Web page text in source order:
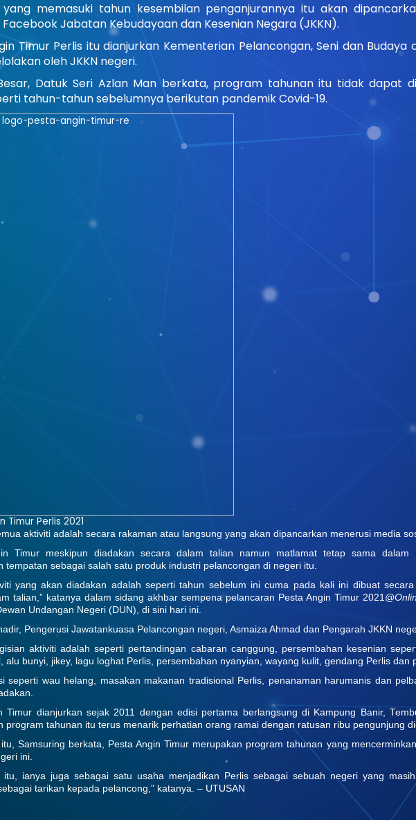
yang memasuki tahun kesembilan penganjurannya itu akan
Jabatan Kebudayaan dan Kesenian Negara (JKKN).
Timur Perlis itu dianjurkan Kementerian Pelancongan, Seni dan Budaya
oleh JKKN negeri.
Datuk Seri Azlan Man berkata, program tahunan itu tidak dapat
tahun-tahun sebelumnya berikutan pandemik Covid-19.
Timur Perlis 2021
aktiviti adalah secara rakaman atau langsung yang akan dipancarkan menerusi media
Timur meskipun diadakan secara dalam talian namun matlamat tetap sama dalam
tempatan sebagai salah satu produk industri pelancongan di negeri itu.
yang akan diadakan adalah seperti tahun sebelum ini cuma pada kali ini dibuat
talian,” katanya dalam sidang akhbar sempena pelancaran Pesta Angin Timur 2021
Undangan Negeri (DUN), di sini hari ini.
Pengerusi Jawatankuasa Pelancongan negeri, Asmaiza Ahmad dan Pengarah JKKN
aktiviti adalah seperti pertandingan cabaran canggung, persembahan kesenian
alu bunyi, jikey, lagu loghat Perlis, persembahan nyanyian, wayang kulit, gendang Perlis dan
seperti wau helang, masakan makanan tradisional Perlis, penanaman harumanis dan
Timur dianjurkan sejak 2011 dengan edisi pertama berlangsung di Kampung Banir,
program tahunan itu terus menarik perhatian orang ramai dengan ratusan ribu pengunjung
Samsuring berkata, Pesta Angin Timur merupakan program tahunan yang
ini.
itu, ianya juga sebagai satu usaha menjadikan Perlis sebagai sebuah negeri yang
tarikan kepada pelancong,” katanya. – UTUSAN